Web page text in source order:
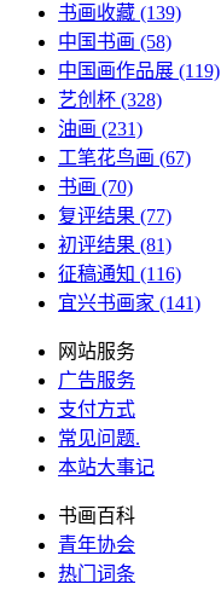
书画收藏 (139)
中国书画 (58)
中国画作品展 (119)
艺创杯 (328)
油画 (231)
工笔花鸟画 (67)
书画 (70)
复评结果 (77)
初评结果 (81)
征稿通知 (116)
宜兴书画家 (141)
网站服务
广告服务
支付方式
常见问题.
本站大事记
书画百科
青年协会
热门词条